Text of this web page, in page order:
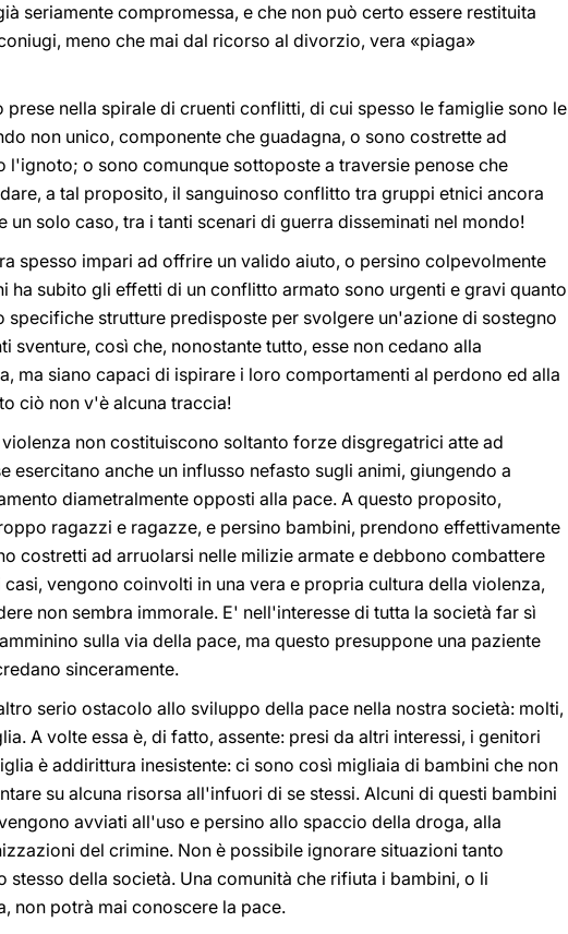
seriamente compromessa, e che non può certo essere restituita
meno che mai dal ricorso al divorzio, vera «piaga»
nella spirale di cruenti conflitti, di cui spesso le famiglie sono le
non unico, componente che guadagna, o sono costrette ad
o sono comunque sottoposte a traversie penose che
a tal proposito, il sanguinoso conflitto tra gruppi etnici ancora
un solo caso, tra i tanti scenari di guerra disseminati nel mondo!
spesso impari ad offrire un valido aiuto, o persino colpevolmente
subito gli effetti di un conflitto armato sono urgenti e gravi quanto
strutture predisposte per svolgere un'azione di sostegno
così che, nonostante tutto, esse non cedano alla
ma siano capaci di ispirare i loro comportamenti al perdono ed alla
ciò non v'è alcuna traccia!
non costituiscono soltanto forze disgregatrici atte ad
esercitano anche un influsso nefasto sugli animi, giungendo a
diametralmente opposti alla pace. A questo proposito,
ragazzi e ragazze, e persino bambini, prendono effettivamente
costretti ad arruolarsi nelle milizie armate e debbono combattere
vengono coinvolti in una vera e propria cultura della violenza,
non sembra immorale. E' nell'interesse di tutta la società far sì
sulla via della pace, ma questo presuppone una paziente
sinceramente.
serio ostacolo allo sviluppo della pace nella nostra società: molti,
A volte essa è, di fatto, assente: presi da altri interessi, i genitori
è addirittura inesistente: ci sono così migliaia di bambini che non
su alcuna risorsa all'infuori di se stessi. Alcuni di questi bambini
avviati all'uso e persino allo spaccio della droga, alla
del crimine. Non è possibile ignorare situazioni tanto
della società. Una comunità che rifiuta i bambini, o li
non potrà mai conoscere la pace.